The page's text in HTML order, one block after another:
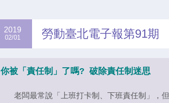
2019
02/01 勞動臺北電子報第91期
你被「責任制」了嗎?破除責任制迷思
老闆最常說「上班打卡制、下班責任制」，但